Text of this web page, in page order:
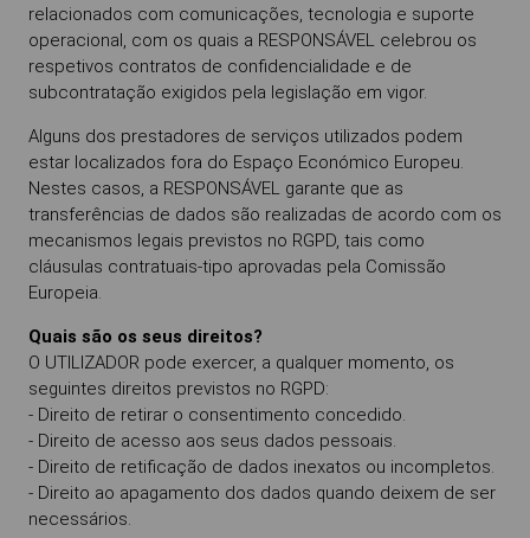
relacionados com comunicações, tecnologia e suporte
operacional, com os quais a RESPONSÁVEL celebrou os
respetivos contratos de confidencialidade e de
subcontratação exigidos pela legislação em vigor.
Alguns dos prestadores de serviços utilizados podem
estar localizados fora do Espaço Económico Europeu.
Nestes casos, a RESPONSÁVEL garante que as
transferências de dados são realizadas de acordo com os
mecanismos legais previstos no RGPD, tais como
cláusulas contratuais-tipo aprovadas pela Comissão
Europeia.
Quais são os seus direitos?
O UTILIZADOR pode exercer, a qualquer momento, os
seguintes direitos previstos no RGPD:
- Direito de retirar o consentimento concedido.
- Direito de acesso aos seus dados pessoais.
- Direito de retificação de dados inexatos ou incompletos.
- Direito ao apagamento dos dados quando deixem de ser
necessários.